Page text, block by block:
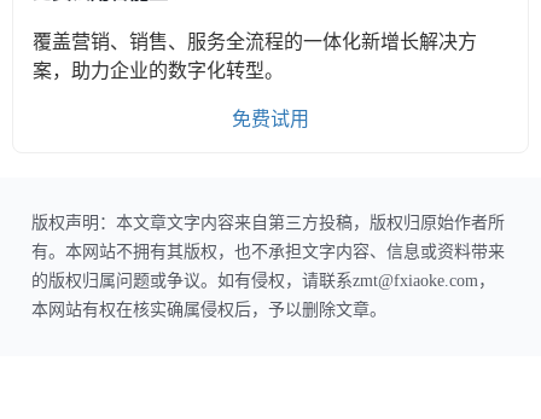
覆盖营销、销售、服务全流程的一体化新增长解决方
案，助力企业的数字化转型。
免费试用
版权声明：本文章文字内容来自第三方投稿，版权归原始作者所
有。本网站不拥有其版权，也不承担文字内容、信息或资料带来
的版权归属问题或争议。如有侵权，请联系zmt@fxiaoke.com，
本网站有权在核实确属侵权后，予以删除文章。